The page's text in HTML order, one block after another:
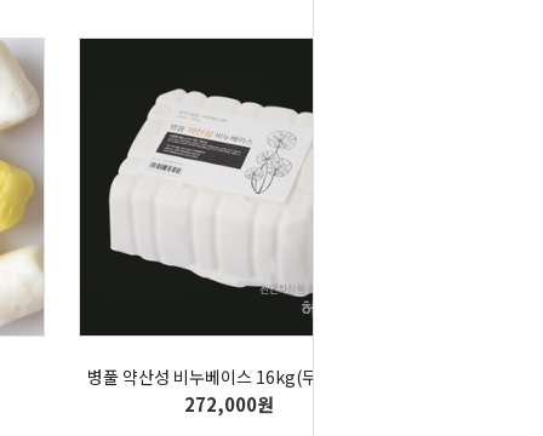
병풀 약산성 비누베이스 16kg(무료배송)
272,000원